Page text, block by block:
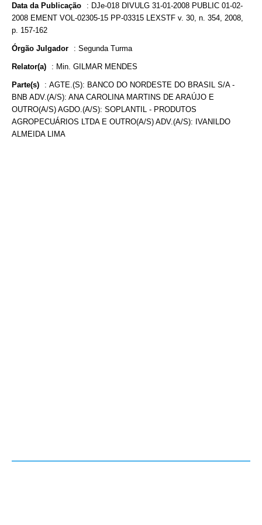
Data da Publicação : DJe-018 DIVULG 31-01-2008 PUBLIC 01-02-
2008 EMENT VOL-02305-15 PP-03315 LEXSTF v. 30, n. 354, 2008,
p. 157-162
Órgão Julgador : Segunda Turma
Relator(a) : Min. GILMAR MENDES
Parte(s) : AGTE.(S): BANCO DO NORDESTE DO BRASIL S/A -
BNB ADV.(A/S): ANA CAROLINA MARTINS DE ARAÚJO E
OUTRO(A/S) AGDO.(A/S): SOPLANTIL - PRODUTOS
AGROPECUÁRIOS LTDA E OUTRO(A/S) ADV.(A/S): IVANILDO
ALMEIDA LIMA